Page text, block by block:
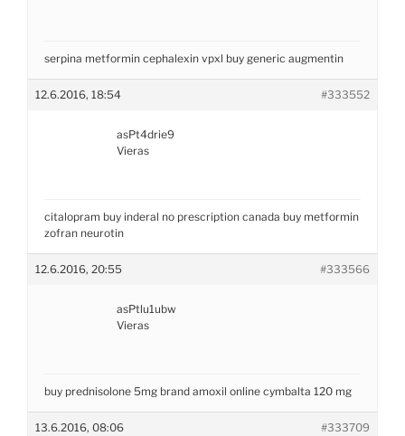
serpina metformin cephalexin vpxl buy generic augmentin
12.6.2016, 18:54 #333552
asPt4drie9
Vieras
citalopram buy inderal no prescription canada buy metformin
zofran neurotin
12.6.2016, 20:55 #333566
asPtlu1ubw
Vieras
buy prednisolone 5mg brand amoxil online cymbalta 120 mg
13.6.2016, 08:06 #333709